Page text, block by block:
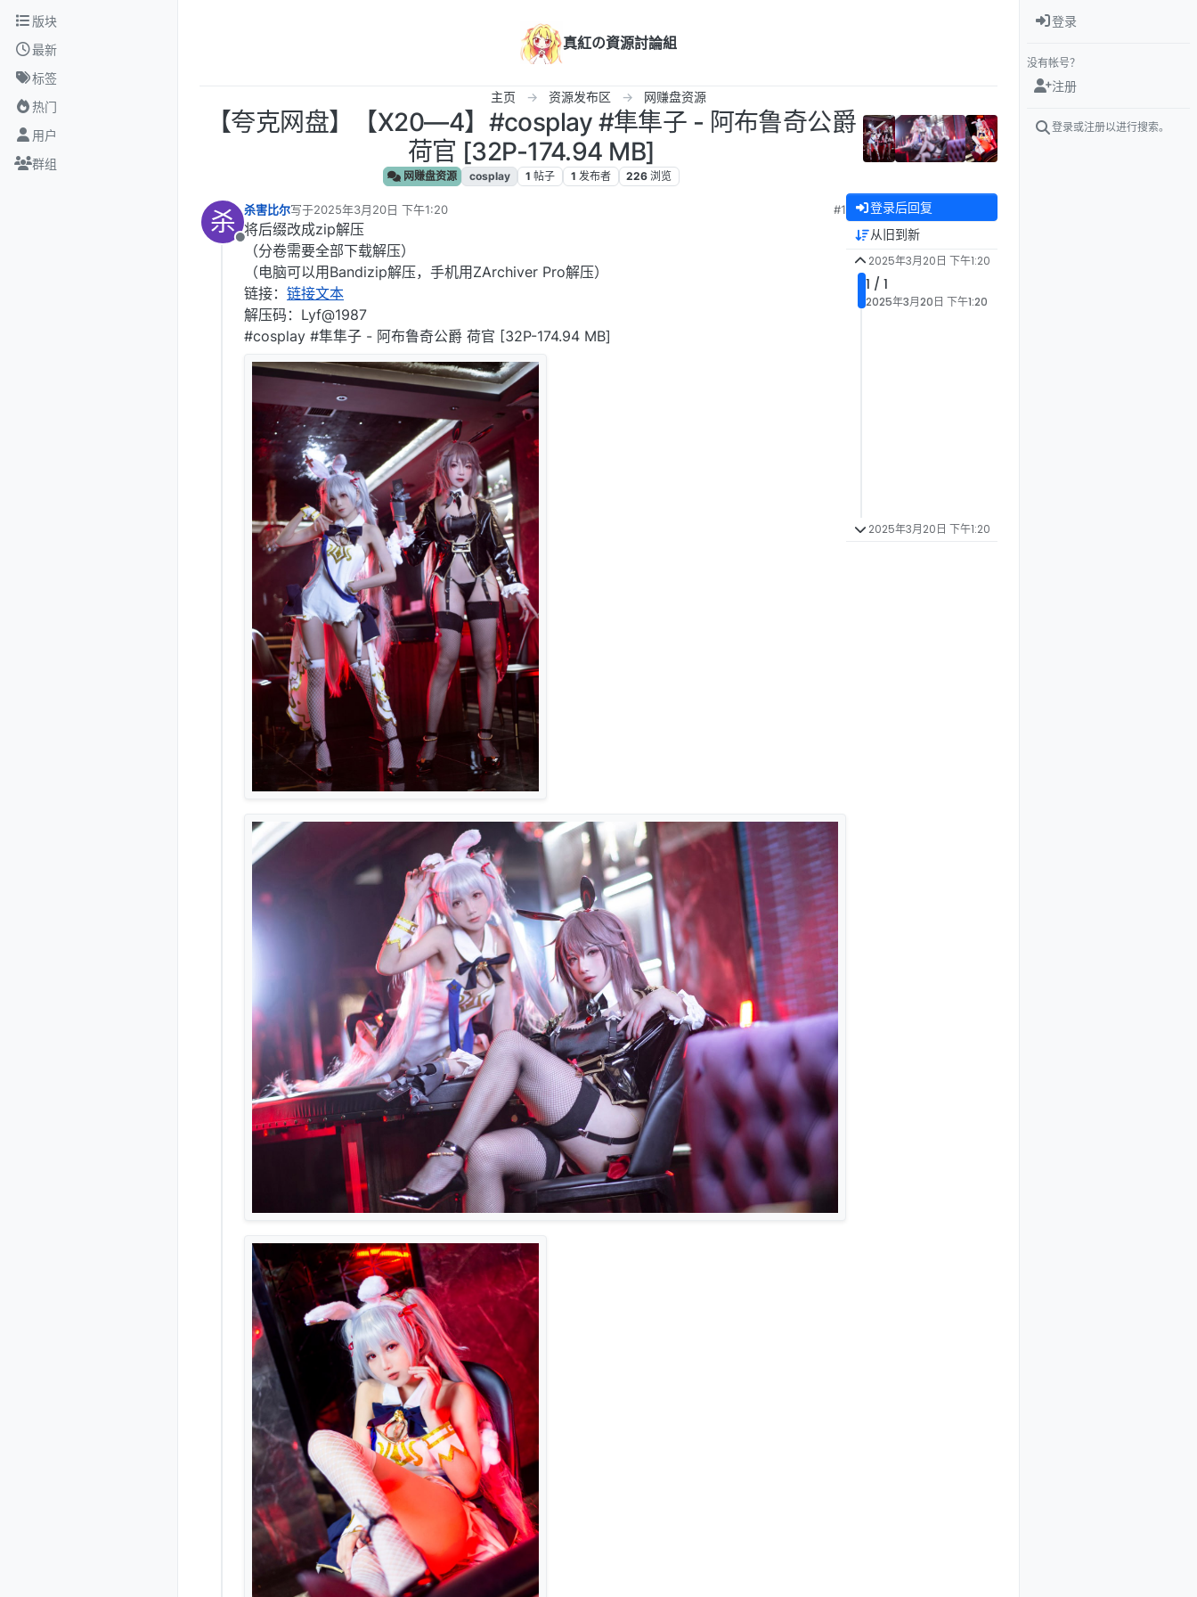
跳转至内容
版块
最新
标签
热门
用户
群组
真紅の資源討論組
主页 资源发布区 网赚盘资源
‎【夸克网盘】【X20—4】#cosplay #隼隼子 - 阿布鲁奇公爵
荷官 [32P-174.94 MB]
网赚盘资源 cosplay 1 帖子 1 发布者 226 浏览
杀
离线
杀害比尔写于2025年3月20日 下午1:20
最后由 编辑
#1
将后缀改成zip解压
（分卷需要全部下载解压）
（电脑可以用Bandizip解压，手机用ZArchiver Pro解压）
链接： 链接文本
解压码：Lyf@1987
#cosplay #隼隼子 - 阿布鲁奇公爵 荷官 [32P-174.94 MB]
登录后回复
从旧到新
2025年3月20日 下午1:20
1 / 1
2025年3月20日 下午1:20
2025年3月20日 下午1:20
登录
没有帐号？
注册
登录或注册以进行搜索。